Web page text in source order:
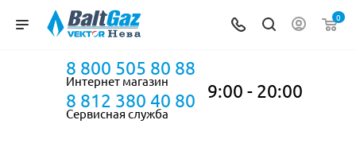
0
8 800 505 80 88
Интернет магазин
8 812 380 40 80
Сервисная служба
9:00 - 20:00